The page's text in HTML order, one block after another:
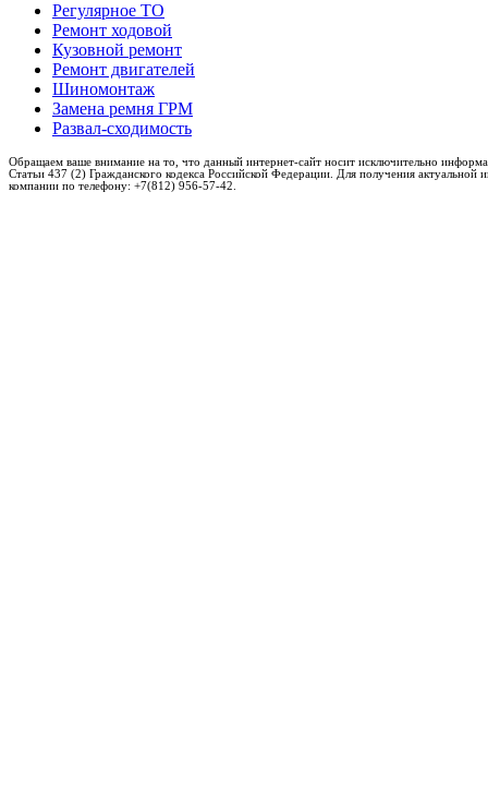
Регулярное ТО
Ремонт ходовой
Кузовной ремонт
Ремонт двигателей
Шиномонтаж
Замена ремня ГРМ
Развал-сходимость
Обращаем ваше внимание на то, что данный интернет-сайт носит исключительно
Статьи 437 (2) Гражданского кодекса Российской Федерации. Для получения
компании по телефону: +7(812) 956-57-42.